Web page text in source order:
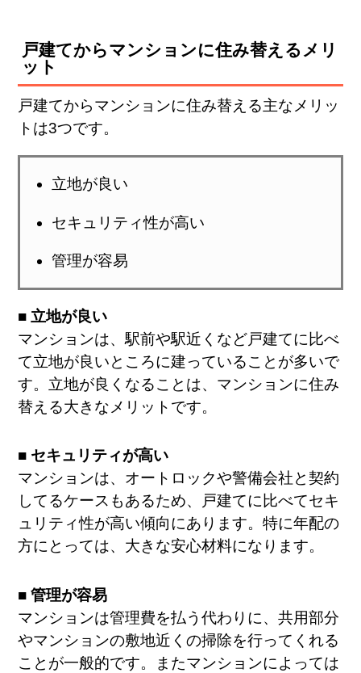
戸建てからマンションに住み替えるメリ
ット
戸建てからマンションに住み替える主なメリッ
トは3つです。
立地が良い
セキュリティ性が高い
管理が容易
■ 立地が良い
マンションは、駅前や駅近くなど戸建てに比べ
て立地が良いところに建っていることが多いで
す。立地が良くなることは、マンションに住み
替える大きなメリットです。
■ セキュリティが高い
マンションは、オートロックや警備会社と契約
してるケースもあるため、戸建てに比べてセキ
ュリティ性が高い傾向にあります。特に年配の
方にとっては、大きな安心材料になります。
■ 管理が容易
マンションは管理費を払う代わりに、共用部分
やマンションの敷地近くの掃除を行ってくれる
ことが一般的です。またマンションによっては